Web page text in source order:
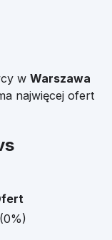
w Warszawa
najwięcej ofert
(0%)